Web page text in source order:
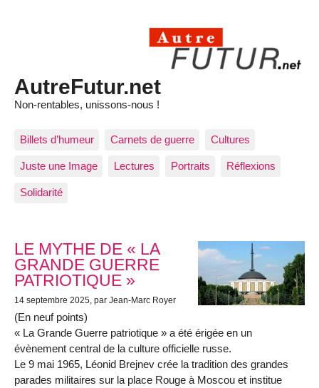
AutreFutur.net
Non-rentables, unissons-nous !
Billets d’humeur Carnets de guerre Cultures
Juste une Image Lectures Portraits Réflexions
Solidarité
Articles les plus récents
LE MYTHE DE « LA
GRANDE GUERRE
PATRIOTIQUE »
14 septembre 2025, par Jean-Marc Royer
(En neuf points)
« La Grande Guerre patriotique » a été érigée en un
évènement central de la culture officielle russe.
Le 9 mai 1965, Léonid Brejnev crée la tradition des grandes
parades militaires sur la place Rouge à Moscou et institue